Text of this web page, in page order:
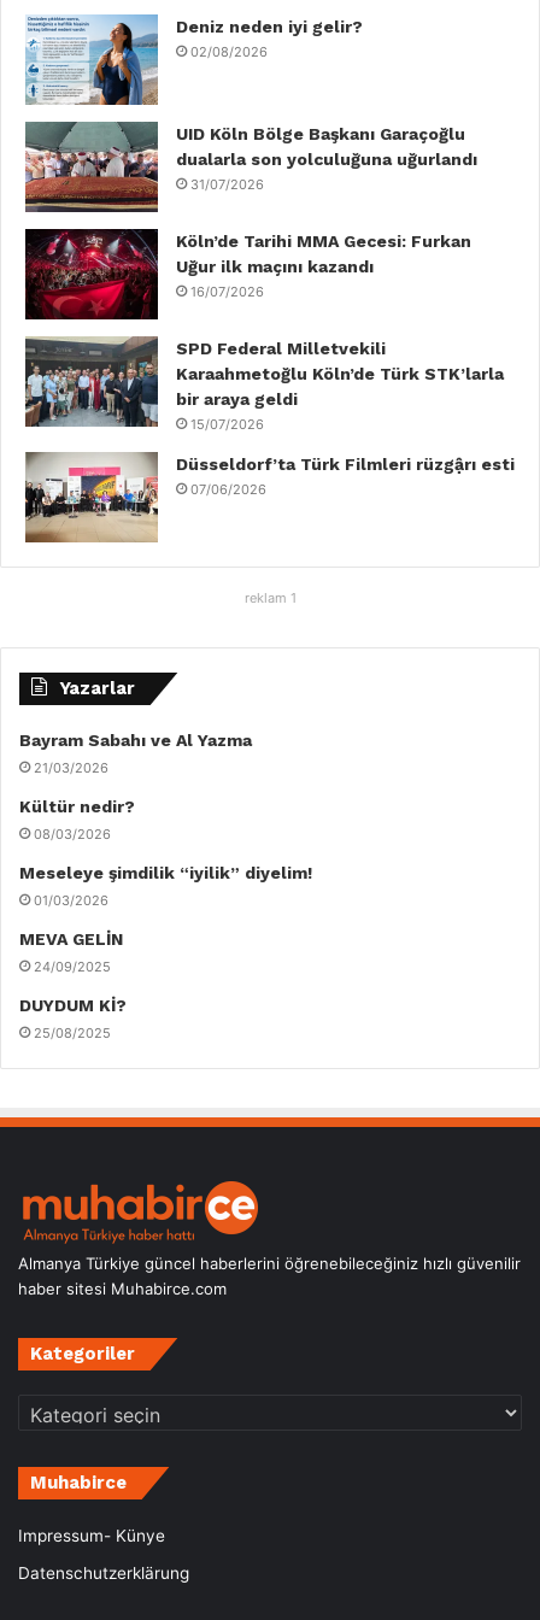
b
o
o
k
t
r
e
I
n
u
e
r
Deniz neden iyi gelir?
02/08/2026
UID Köln Bölge Başkanı Garaçoğlu
dualarla son yolculuğuna uğurlandı
31/07/2026
Köln’de Tarihi MMA Gecesi: Furkan
Uğur ilk maçını kazandı
16/07/2026
SPD Federal Milletvekili
Karaahmetoğlu Köln’de Türk STK’larla
bir araya geldi
15/07/2026
Düsseldorf’ta Türk Filmleri rüzgậrı esti
07/06/2026
reklam 1
Yazarlar
Bayram Sabahı ve Al Yazma
21/03/2026
Kültür nedir?
08/03/2026
Meseleye şimdilik “iyilik” diyelim!
01/03/2026
MEVA GELİN
24/09/2025
DUYDUM Kİ?
25/08/2025
Almanya Türkiye güncel haberlerini öğrenebileceğiniz hızlı güvenilir
haber sitesi Muhabirce.com
Kategoriler
Kategoriler
Muhabirce
Impressum- Künye
Datenschutzerklärung